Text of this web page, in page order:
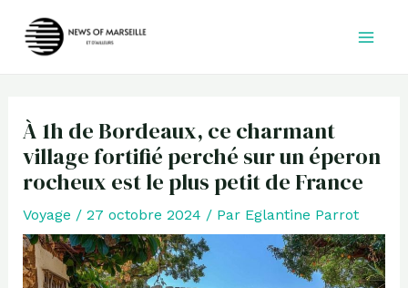
À 1h de Bordeaux, ce charmant
village fortifié perché sur un éperon
rocheux est le plus petit de France
Voyage / 27 octobre 2024 / Par Eglantine Parrot